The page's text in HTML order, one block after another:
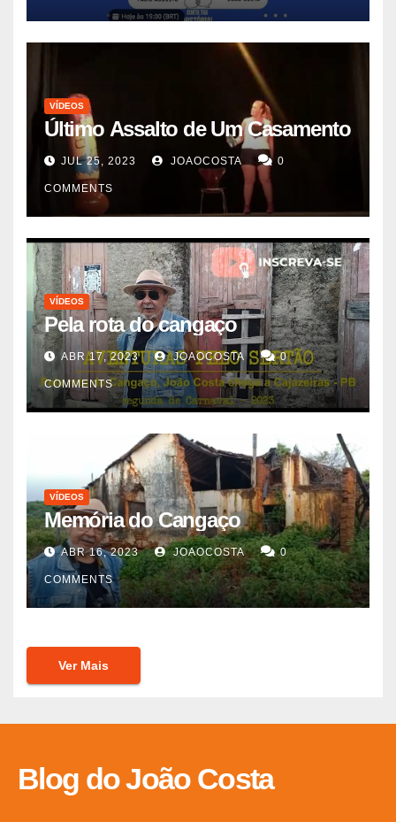
VÍDEOS
Último Assalto de Um Casamento
JUL 25, 2023 JOAOCOSTA 0
COMMENTS
VÍDEOS
Pela rota do cangaço
ABR 17, 2023 JOAOCOSTA 0
COMMENTS
VÍDEOS
Memória do Cangaço
ABR 16, 2023 JOAOCOSTA 0
COMMENTS
Ver Mais
Blog do João Costa